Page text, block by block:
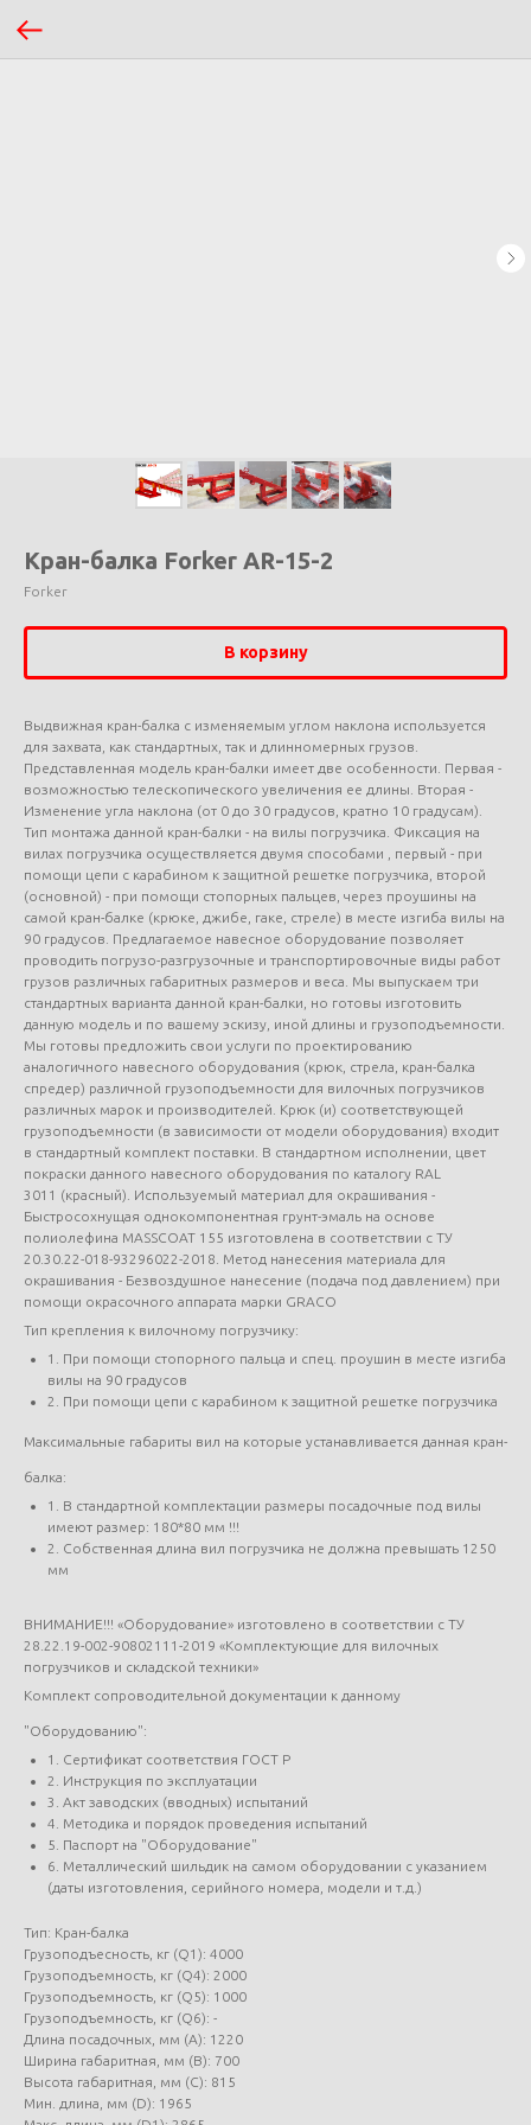
Кран-балка Forker AR-15-2
Forker
В корзину
Выдвижная кран-балка с изменяемым углом наклона используется
для захвата, как стандартных, так и длинномерных грузов.
Представленная модель кран-балки имеет две особенности. Первая -
возможностью телескопического увеличения ее длины. Вторая -
Изменение угла наклона (от 0 до 30 градусов, кратно 10 градусам).
Тип монтажа данной кран-балки - на вилы погрузчика. Фиксация на
вилах погрузчика осуществляется двумя способами , первый - при
помощи цепи с карабином к защитной решетке погрузчика, второй
(основной) - при помощи стопорных пальцев, через проушины на
самой кран-балке (крюке, джибе, гаке, стреле) в месте изгиба вилы на
90 градусов. Предлагаемое навесное оборудование позволяет
проводить погрузо-разгрузочные и транспортировочные виды работ
грузов различных габаритных размеров и веса. Мы выпускаем три
стандартных варианта данной кран-балки, но готовы изготовить
данную модель и по вашему эскизу, иной длины и грузоподъемности.
Мы готовы предложить свои услуги по проектированию
аналогичного навесного оборудования (крюк, стрела, кран-балка
спредер) различной грузоподъемности для вилочных погрузчиков
различных марок и производителей. Крюк (и) соответствующей
грузоподъемности (в зависимости от модели оборудования) входит
в стандартный комплект поставки. В стандартном исполнении, цвет
покраски данного навесного оборудования по каталогу RAL
3011 (красный). Используемый материал для окрашивания -
Быстросохнущая однокомпонентная грунт-эмаль на основе
полиолефина MASSCOAT 155 изготовлена в соответствии с ТУ
20.30.22-018-93296022-2018. Метод нанесения материала для
окрашивания - Безвоздушное нанесение (подача под давлением) при
помощи окрасочного аппарата марки GRACO
Тип крепления к вилочному погрузчику:
1. При помощи стопорного пальца и спец. проушин в месте изгиба
вилы на 90 градусов
2. При помощи цепи с карабином к защитной решетке погрузчика
Максимальные габариты вил на которые устанавливается данная кран-
балка:
1. В стандартной комплектации размеры посадочные под вилы
имеют размер: 180*80 мм !!!
2. Собственная длина вил погрузчика не должна превышать 1250
мм
ВНИМАНИЕ!!! «Оборудование» изготовлено в соответствии с ТУ
28.22.19-002-90802111-2019 «Комплектующие для вилочных
погрузчиков и складской техники»
Комплект сопроводительной документации к данному
"Оборудованию":
1. Сертификат соответствия ГОСТ Р
2. Инструкция по эксплуатации
3. Акт заводских (вводных) испытаний
4. Методика и порядок проведения испытаний
5. Паспорт на "Оборудование"
6. Металлический шильдик на самом оборудовании с указанием
(даты изготовления, серийного номера, модели и т.д.)
Тип: Кран-балка
Грузоподъесность, кг (Q1): 4000
Грузоподъемность, кг (Q4): 2000
Грузоподъемность, кг (Q5): 1000
Грузоподъемность, кг (Q6): -
Длина посадочных, мм (А): 1220
Ширина габаритная, мм (В): 700
Высота габаритная, мм (С): 815
Мин. длина, мм (D): 1965